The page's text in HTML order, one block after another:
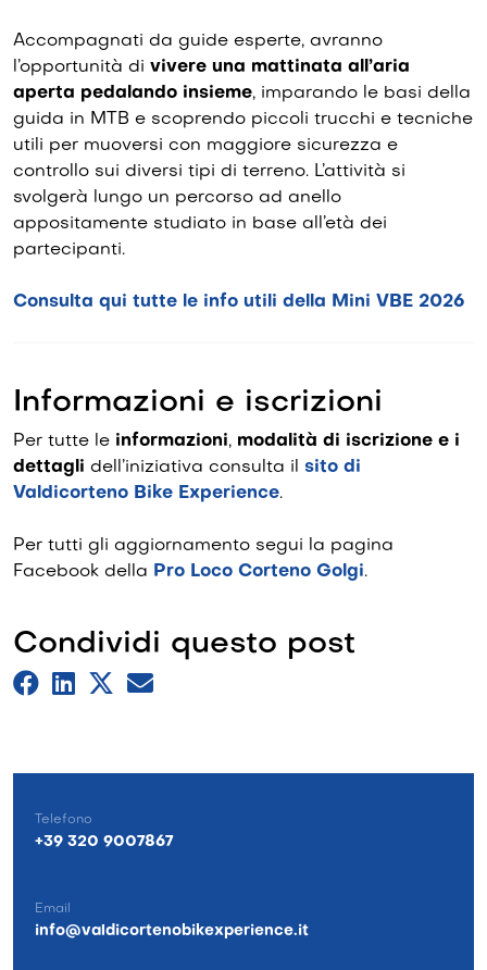
Accompagnati da guide esperte, avranno
l’opportunità di vivere una mattinata all’aria
aperta pedalando insieme, imparando le basi della
guida in MTB e scoprendo piccoli trucchi e tecniche
utili per muoversi con maggiore sicurezza e
controllo sui diversi tipi di terreno. L’attività si
svolgerà lungo un percorso ad anello
appositamente studiato in base all’età dei
partecipanti.
Consulta qui tutte le info utili della Mini VBE 2026
Informazioni e iscrizioni
Per tutte le informazioni, modalità di iscrizione e i
dettagli dell’iniziativa consulta il sito di
Valdicorteno Bike Experience.
Per tutti gli aggiornamento segui la pagina
Facebook della Pro Loco Corteno Golgi.
Condividi questo post
Telefono
+39 320 9007867
Email
info@valdicortenobikexperience.it